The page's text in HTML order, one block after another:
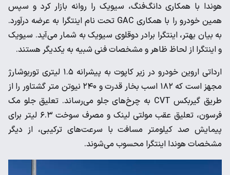
هوندا با همکاری دانگ‌فنگ، سیویک را روانه بازار کرد و سپس
همین خودرو را با همکاری GAC تحت نام اینتگرا به عرضه درآورد.
به بیان بهتر، اینتگرا برادر دوقلوی سیویک به شمار می‌آید. سیویک
و اینتگرا از لحاظ ظاهر و مشخصات فنی شبیه به یکدیگر هستند.
ارداتی اروین خودرو در زیر کاپوت به پیشرانه ۱.۵ لیتری توربوشارژ
مجهز است که ۱۸۲ اسب بخار قدرت و ۲۴۰ نیوتن متر گشتاور را از
طریق گیربکس CVT به چرخ‌های جلو می‌رساند. تعلیق جلو مک
فرسون، تعلیق عقب مولتی لینک و مصرف سوخت ۶.۳ لیتر برای
پیمایش صد کیلومتر مسافت با سرعت‌های ترکیبی، از دیگر
مشخصات هوندا اینتگرا محسوب می‌شوند.